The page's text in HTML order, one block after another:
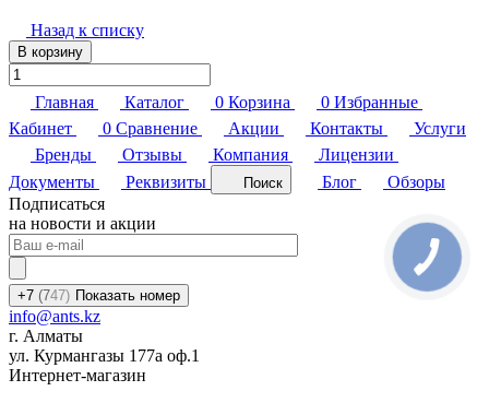
Назад к списку
В корзину
Главная Каталог 0 Корзина 0 Избранные
Кабинет
0 Сравнение Акции Контакты
Услуги
Бренды
Отзывы Компания
Лицензии
Документы
Реквизиты Поиск Блог
Обзоры
Подписаться
на новости и акции
+7 (747) Показать номер
info@ants.kz
г. Алматы
ул. Курмангазы 177а оф.1
Интернет-магазин